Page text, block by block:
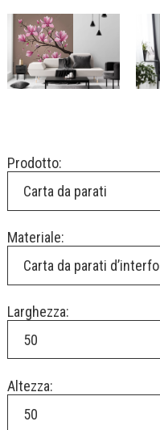
Prodotto:
Carta da parati
Materiale:
Carta da parati
Larghezza:
Altezza: